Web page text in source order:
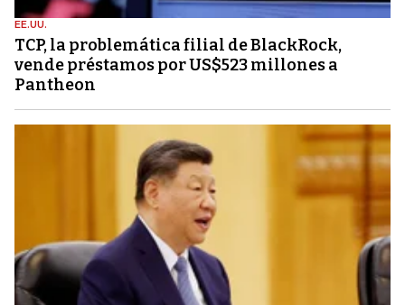
EE.UU.
TCP, la problemática filial de BlackRock,
vende préstamos por US$523 millones a
Pantheon